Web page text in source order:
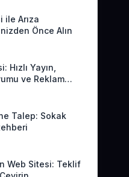
ile Arıza
Önce Alın
Hızlı Yayın,
ve Reklam
Talep: Sokak
Web Sitesi: Teklif